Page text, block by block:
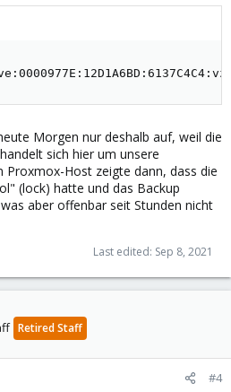
Morgen nur deshalb auf, weil die
sich hier um unsere
Proxmox-Host zeigte dann, dass die
(lock) hatte und das Backup
aber offenbar seit Stunden nicht
Last edited: Sep 8, 2021
Retired Staff
#4